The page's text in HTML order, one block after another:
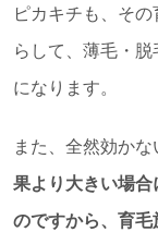
ピカキチも、そ
らして、薄毛・
になります。
また、全然効かな
果より大きい場
のですから、育